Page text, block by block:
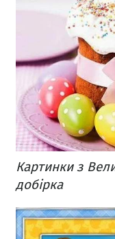
Картинки з
добірка